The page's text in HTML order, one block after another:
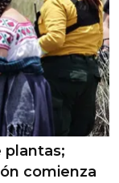
plantas;
comienza